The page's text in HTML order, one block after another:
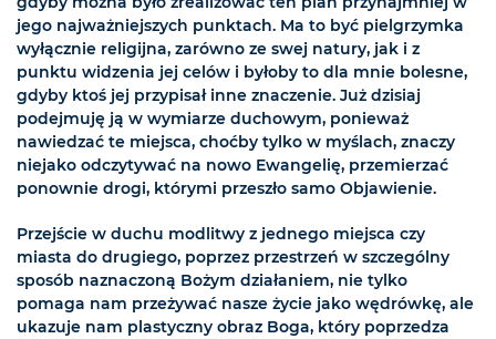
jego najważniejszych punktach. Ma to być pielgrzymka
wyłącznie religijna, zarówno ze swej natury, jak i z
punktu widzenia jej celów i byłoby to dla mnie bolesne,
gdyby ktoś jej przypisał inne znaczenie. Już dzisiaj
podejmuję ją w wymiarze duchowym, ponieważ
nawiedzać te miejsca, choćby tylko w myślach, znaczy
niejako odczytywać na nowo Ewangelię, przemierzać
ponownie drogi, którymi przeszło samo Objawienie.
Przejście w duchu modlitwy z jednego miejsca czy
miasta do drugiego, poprzez przestrzeń w szczególny
sposób naznaczoną Bożym działaniem, nie tylko
pomaga nam przeżywać nasze życie jako wędrówkę, ale
ukazuje nam plastyczny obraz Boga, który poprzedza